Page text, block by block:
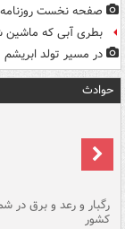
صفحه نخست روزنامه‌های
بطری آبی که ماشین
در مسیر تولد ابریشم
حوادث
رگبار و رعد و برق در
کشور